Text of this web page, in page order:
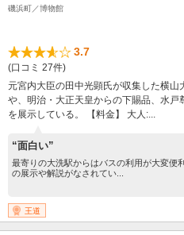
磯浜町／博物館
3.7
(口コミ 27件)
元宮内大臣の田中光顕氏が収集した横
や、明治・大正天皇からの下賜品、水
を展示している。 【料金】 大人:...
“面白い”
最寄りの大洗駅からはバスの利用が大変便
の展示や解説がなされてい...
王道